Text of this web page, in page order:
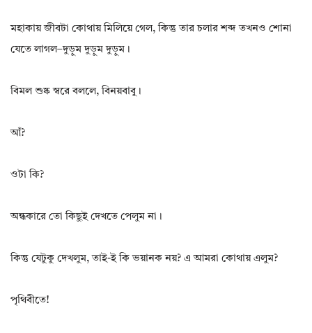
মহাকায় জীবটা কোথায় মিলিয়ে গেল, কিন্তু তার চলার শব্দ তখনও শোনা
যেতে লাগল–দুড়ুম দুড়ুম দুড়ুম।
বিমল শুষ্ক স্বরে বললে, বিনয়বাবু।
আঁ?
ওটা কি?
অন্ধকারে তো কিছুই দেখতে পেলুম না।
কিন্তু যেটুকু দেখলুম, তাই-ই কি ভয়ানক নয়? এ আমরা কোথায় এলুম?
পৃথিবীতে!